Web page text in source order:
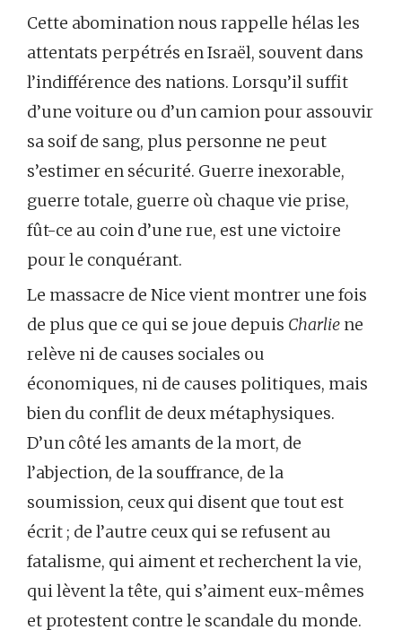
Cette abomination nous rappelle hélas les
attentats perpétrés en Israël, souvent dans
l’indifférence des nations. Lorsqu’il suffit
d’une voiture ou d’un camion pour assouvir
sa soif de sang, plus personne ne peut
s’estimer en sécurité. Guerre inexorable,
guerre totale, guerre où chaque vie prise,
fût-ce au coin d’une rue, est une victoire
pour le conquérant.
Le massacre de Nice vient montrer une fois
de plus que ce qui se joue depuis Charlie ne
relève ni de causes sociales ou
économiques, ni de causes politiques, mais
bien du conflit de deux métaphysiques.
D’un côté les amants de la mort, de
l’abjection, de la souffrance, de la
soumission, ceux qui disent que tout est
écrit ; de l’autre ceux qui se refusent au
fatalisme, qui aiment et recherchent la vie,
qui lèvent la tête, qui s’aiment eux-mêmes
et protestent contre le scandale du monde.